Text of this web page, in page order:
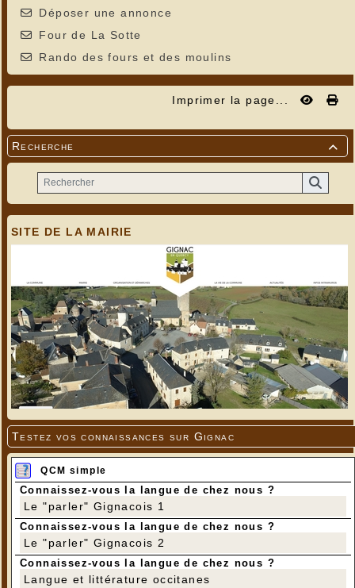
Déposer une annonce
Four de La Sotte
Rando des fours et des moulins
Imprimer la page...

Recherche
SITE DE LA MAIRIE
Testez vos connaissances sur Gignac
QCM simple
Connaissez-vous la langue de chez nous ?
Le "parler" Gignacois 1
Connaissez-vous la langue de chez nous ?
Le "parler" Gignacois 2
Connaissez-vous la langue de chez nous ?
Langue et littérature occitanes